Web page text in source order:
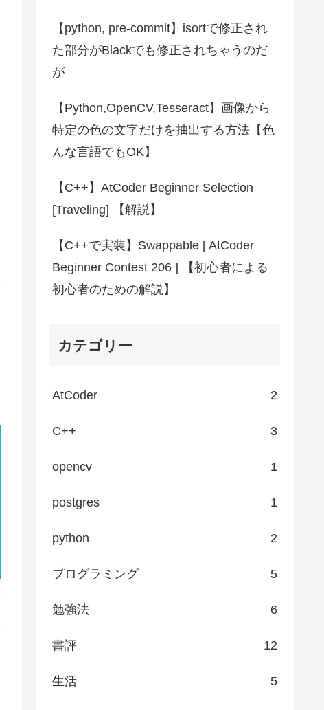
【python, pre-commit】isortで修正され
た部分がBlackでも修正されちゃうのだ
が
【Python,OpenCV,Tesseract】画像から
特定の色の文字だけを抽出する方法【色
んな言語でもOK】
【C++】AtCoder Beginner Selection
[Traveling] 【解説】
【C++で実装】Swappable [ AtCoder
Beginner Contest 206 ] 【初心者による
初心者のための解説】
カテゴリー
AtCoder 2
C++ 3
opencv 1
postgres 1
python 2
プログラミング 5
勉強法 6
書評 12
生活 5